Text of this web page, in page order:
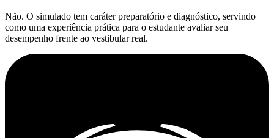
Não. O simulado tem caráter preparatório e diagnóstico, servindo
como uma experiência prática para o estudante avaliar seu
desempenho frente ao vestibular real.